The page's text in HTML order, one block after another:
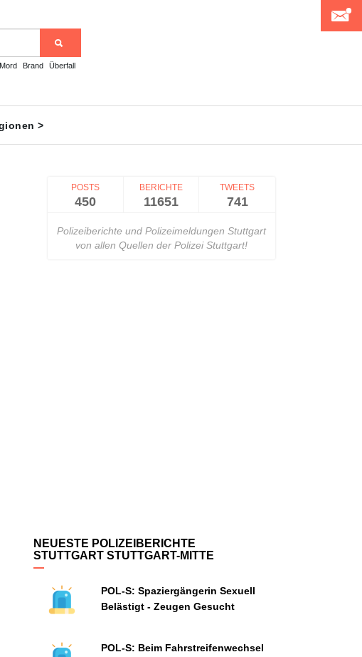
Mord Brand
Überfall
>
POSTS
450
BERICHTE
11651
TWEETS
741
Polizeiberichte und Polizeimeldungen Stuttgart
von allen Quellen der Polizei Stuttgart!
NEUESTE POLIZEIBERICHTE
STUTTGART STUTTGART-MITTE
POL-S: Spaziergängerin Sexuell
Belästigt - Zeugen Gesucht
POL-S: Beim Fahrstreifenwechsel